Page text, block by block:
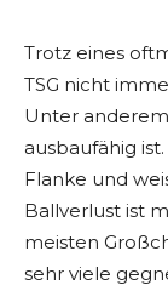
Trotz eines
TSG nicht
Unter
ausbaufähig
Flanke und
Ballverlust ist
meisten
sehr viele